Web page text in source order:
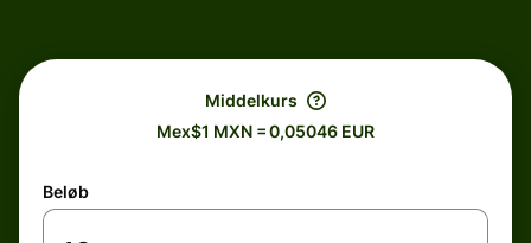
Middelkurs
Mex$1 MXN = 0,05046 EUR
Beløb